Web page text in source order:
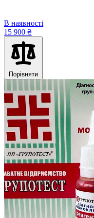
В наявності
15 900 ₴
Порівняти